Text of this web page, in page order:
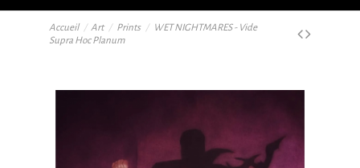
Accueil Art Prints
WET NIGHTMARES - Vide
Supra Hoc Planum